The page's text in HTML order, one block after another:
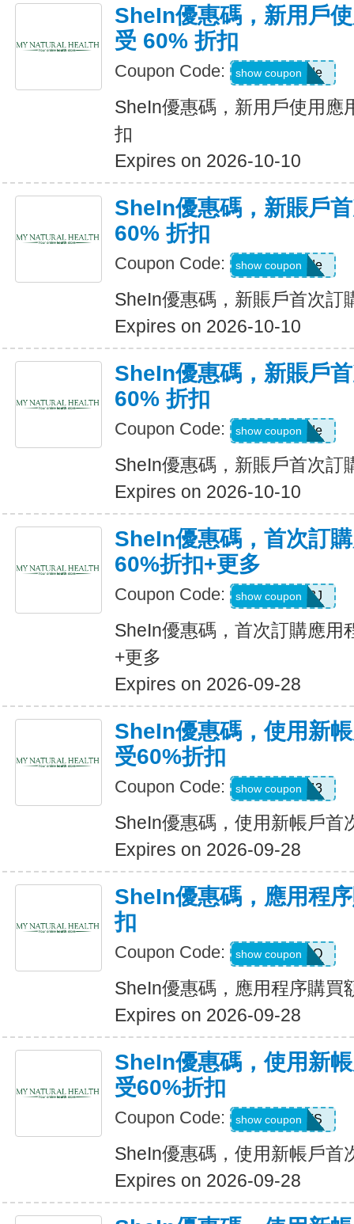
SheIn優惠碼，新用戶
受 60% 折扣
Coupon Code: Show Code
show coupon
SheIn優惠碼，新用戶使用應
扣
Expires on 2026-10-10
SheIn優惠碼，新賬戶
60% 折扣
Coupon Code: Show Code
show coupon
SheIn優惠碼，新賬戶首次訂
Expires on 2026-10-10
SheIn優惠碼，新賬戶
60% 折扣
Coupon Code: Show Code
show coupon
SheIn優惠碼，新賬戶首次訂
Expires on 2026-10-10
SheIn優惠碼，首次訂
60%折扣+更多
Coupon Code: VJTWP3J
show coupon
SheIn優惠碼，首次訂購應用
+更多
Expires on 2026-09-28
SheIn優惠碼，使用新
受60%折扣
Coupon Code: 66WK443
show coupon
SheIn優惠碼，使用新帳戶首
Expires on 2026-09-28
SheIn優惠碼，應用程
扣
Coupon Code: 4LA4Q
show coupon
SheIn優惠碼，應用程序購買
Expires on 2026-09-28
SheIn優惠碼，使用新
受60%折扣
Coupon Code: 8EEFS
show coupon
SheIn優惠碼，使用新帳戶首
Expires on 2026-09-28